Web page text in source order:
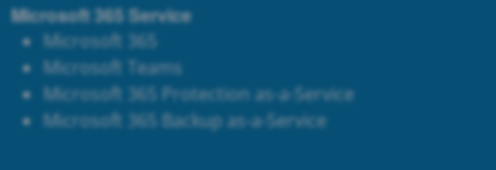
Microsoft 365 Service
Microsoft 365
Microsoft Teams
Microsoft 365 Protection as-a-Service
Microsoft 365 Backup as-a-Service